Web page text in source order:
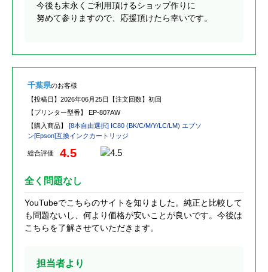
今後も末永くご利用頂けるショップ作りに
努めて参りますので、応援頂けたら幸いです。
千葉県のお客様
【投稿日】 2026年06月25日 【注文回数】 初回
【プリンター型番】 EP-807AW
【購入商品】 [8本自由選択] IC80 (BK/C/M/Y/LC/LM) エプソ
ン[Epson]互換インクカートリッジ
総合評価 4.5
全く問題なし
YouTubeでこちらのサイトを知りました。純正と比較して
も問題ないし、何より価格が安いことが良いです。今後は
こちらを了解させていただきます。
担当者より